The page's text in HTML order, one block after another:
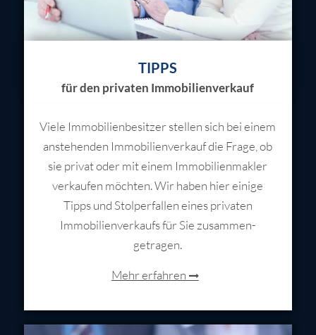
TIPPS
für den privaten Immobilienverkauf
Viele Immobilienbesitzer stellen sich bei einem
anstehenden Immobilienverkauf die Frage, ob
sie privat oder mit einem Immobilienmakler
verkaufen möchten. Wir haben hier einige
Tipps und Stolperfallen eines privaten
Immobilienverkaufs für Sie zusammen­
getragen.
Mehr erfahren